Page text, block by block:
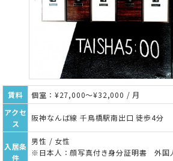
賃料
個室：¥27,000～¥32,000 / 月
アクセ
ス
阪神なんば線 千鳥橋駅南出口 徒歩4分
入居条
件
男性 / 女性
※日本人：顔写真付き身分証明書 外